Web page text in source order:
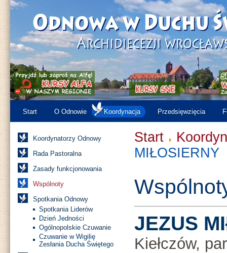
Start O Odnowie Koordynacja Przedsięwzięcia
Koordynatorzy Odnowy
Rada Pastoralna
Zasady funkcjonowania
Wspólnoty
Spotkania Odnowy
Spotkania Liderów
Dzień Jedności
Ogólnopolskie Czuwanie
Czuwanie w Wigilię
Zesłania Ducha Świętego
Start
MIŁOSIERNY
JEZUS
Kiełczów,